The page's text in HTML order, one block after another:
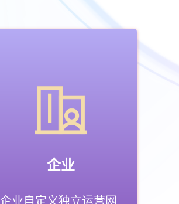
企业
企业自定义独立运营网